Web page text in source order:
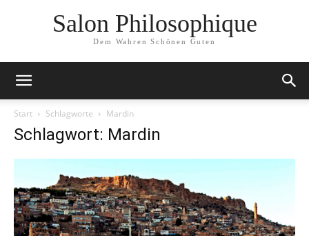
Salon Philosophique
Dem Wahren Schönen Guten
Start Schlagworte Mardin
Schlagwort: Mardin